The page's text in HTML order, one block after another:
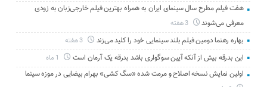
هفت فیلم مطرح سال سینمای ایران به همراه بهترین فیلم خارجی‌زبان به زودی
معرفی می‌شوند
3 هفته
بهاره رهنما دومین فیلم بلند سینمایی خود را کلید می‌زند
این بدرقه بیش از آنکه آیین سوگواری باشد بدرقه یک آرمان است
اولین نمایش نسخه اصلاح و مرمت شده «سگ کشی» بهرام بیضایی در موزه سینما